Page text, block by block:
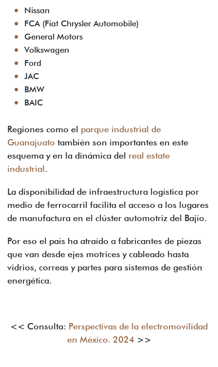
Nissan
FCA (Fiat Chrysler Automobile)
General Motors
Volkswagen
Ford
JAC
BMW
BAIC
Regiones como el parque industrial de
Guanajuato también son importantes en este
esquema y en la dinámica del real estate
industrial.
La disponibilidad de infraestructura logística por
medio de ferrocarril facilita el acceso a los lugares
de manufactura en el clúster automotriz del Bajío.
Por eso el país ha atraído a fabricantes de piezas
que van desde ejes motrices y cableado hasta
vidrios, correas y partes para sistemas de gestión
energética.
<< Consulta: Perspectivas de la electromovilidad
en México. 2024 >>